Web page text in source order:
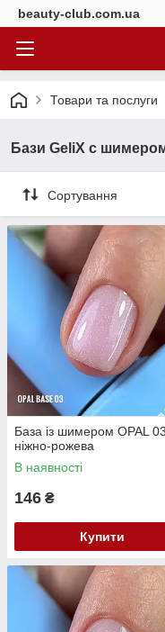
beauty-club.com.ua
Товари та послуги
Бази GeliX с
Сортування
База із шимером OPAL 03,
ніжно-рожева
В наявності
146 ₴
Купити